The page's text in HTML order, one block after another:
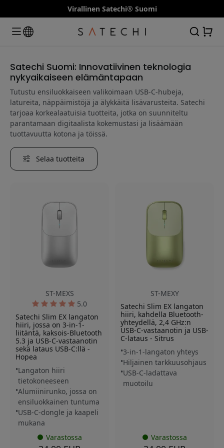
Virallinen Satechi® Suomi
Satechi Suomi: Innovatiivinen teknologia
nykyaikaiseen elämäntapaan
Tutustu ensiluokkaiseen valikoimaan USB-C-hubeja,
latureita, näppäimistöjä ja älykkäitä lisävarusteita. Satechi
tarjoaa korkealaatuisia tuotteita, jotka on suunniteltu
parantamaan digitaalista kokemustasi ja lisäämään
tuottavuutta kotona ja töissä.
Selaa tuotteita
ST-MEXS
5.0
Satechi Slim EX langaton
hiiri, jossa on 3-in-1-
liitäntä, kaksois-Bluetooth
5.3 ja USB-C-vastaanotin
sekä lataus USB-C:llä -
Hopea
Langaton hiiri
tietokoneeseen
Alumiinirunko, jossa on
ensiluokkainen tuntuma
USB-C-dongle ja kaapeli
mukana
Varastossa
ST-MEXY
Satechi Slim EX langaton
hiiri, kahdella Bluetooth-
yhteydellä, 2,4 GHz:n
USB-C-vastaanotin ja USB-
C-lataus - Sitrus
3-in-1-langaton yhteys
Hiljainen tarkkuusohjaus
USB-C-ladattava
muotoilu
Varastossa